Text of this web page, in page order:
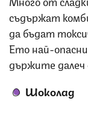
съдържат
да бъдат
Ето най-
държите далеч
Шоколад